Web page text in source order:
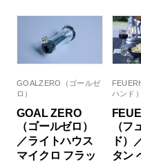
GOALZERO（ゴールゼ
ロ）
GOAL ZERO
（ゴールゼロ）
／ライトハウス
マイクロ フラッ
ハンド）
（フ
ド）
タン